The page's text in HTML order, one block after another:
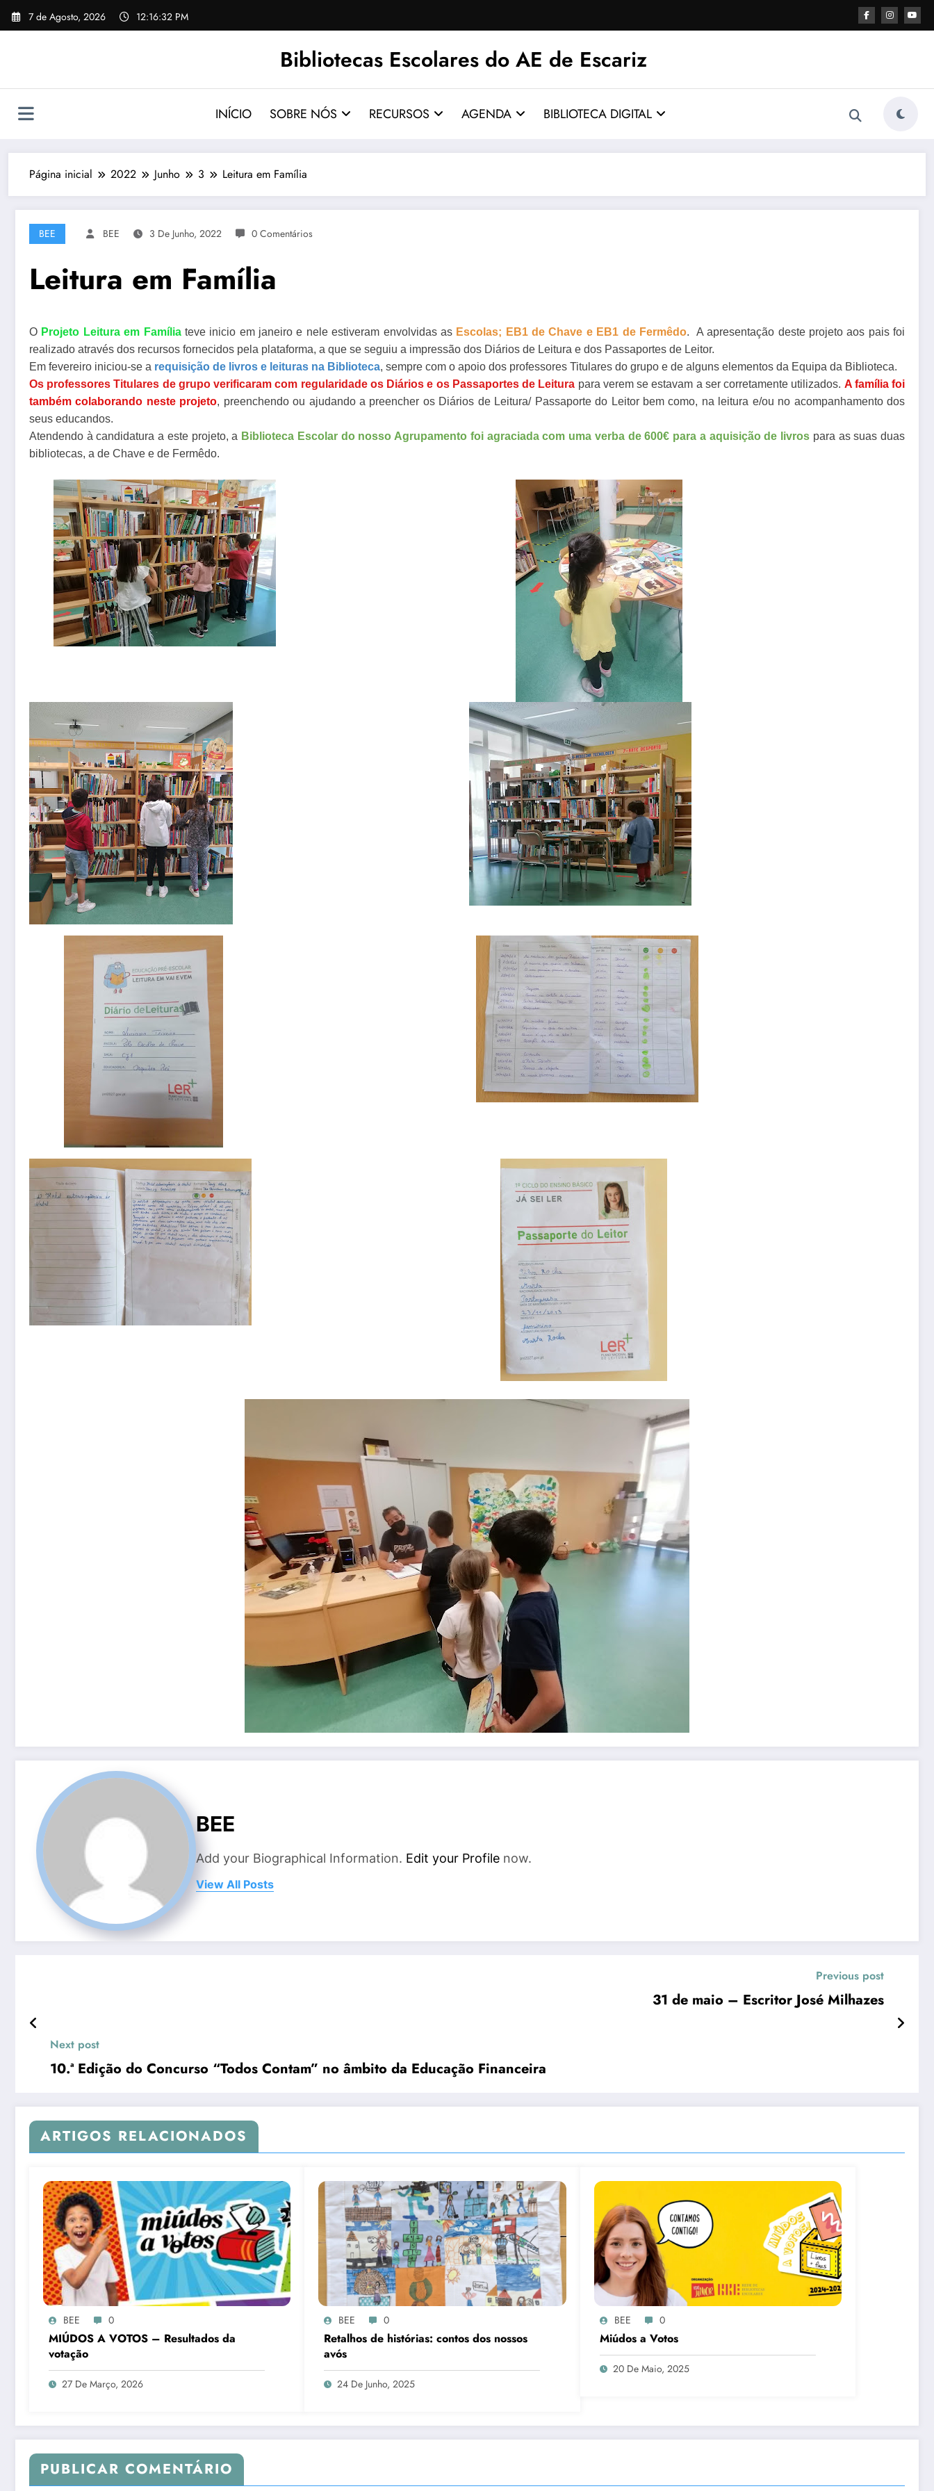
Saltar
para
7 de Agosto, 2026 12:16:34 PM
Bibliotecas Escolares do AE de Escariz
INÍCIO SOBRE NÓS RECURSOS AGENDA BIBLIOTECA DIGITAL
Página inicial 2022 Junho 3 Leitura em Família
BEE BEE 3 De Junho, 2022 0 Comentários
Leitura em Família
O Projeto Leitura em Família teve inicio em janeiro e nele estiveram envolvidas as Escolas; EB1 de Chave e EB1 de Fermêdo. A apresentação deste projetoaos pais foi
realizado através dos recursos fornecidos pela plataforma, a que se seguiu a impressão dos Diários de Leitura e dos Passaportes de Leitor.
Em fevereiro iniciou-se a requisição de livros e leituras na Biblioteca, sempre com o apoio dos professores Titulares do grupo e de alguns elementos da Equipa da Biblioteca.
Os professores Titulares de grupo verificaram com regularidade os Diários e os Passaportes de Leitura para verem se estavam a ser corretamente utilizados. A família foi
também colaborando neste projeto, preenchendo ou ajudando a preencher os Diários de Leitura/ Passaporte do Leitor bem como, na leitura e/ou no acompanhamento dos
seus educandos.
Atendendo à candidatura a este projeto, a Biblioteca Escolar do nosso Agrupamento foi agraciada com uma verba de 600€ para a aquisição de livros para as suas duas
bibliotecas, a de Chave e de Fermêdo.
BEE
Add your Biographical Information. Edit your Profile now.
View All Posts
Previous post
31 de maio – Escritor José Milhazes
Next post
10.ª Edição do Concurso “Todos Contam” no âmbito da Educação Financeira
ARTIGOS RELACIONADOS
BEE 0
MIÚDOS A VOTOS – Resultados da
votação
27 De Março, 2026
BEE 0
Retalhos de histórias: contos dos nossos
avós
24 De Junho, 2025
BEE 0
Miúdos a Votos
20 De Maio, 2025
PUBLICAR COMENTÁRIO